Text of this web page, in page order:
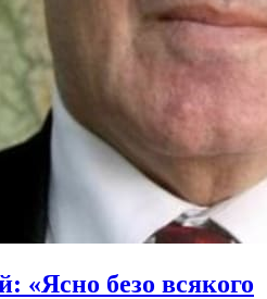
«Ясно безо всякого